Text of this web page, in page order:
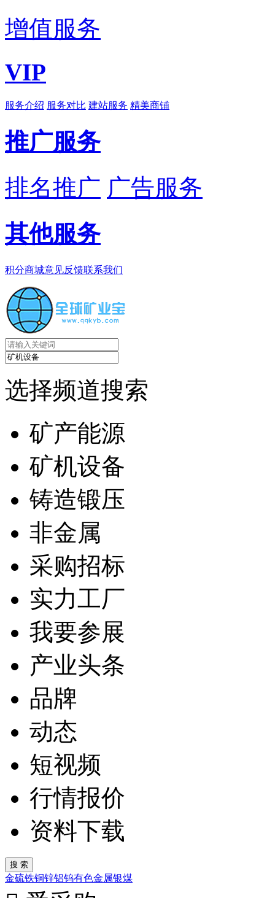
增值服务
VIP
服务介绍 服务对比 建站服务 精美商铺
推广服务
排名推广 广告服务
其他服务
积分商城意见反馈联系我们
选择频道搜索
矿产能源
矿机设备
铸造锻压
非金属
采购招标
实力工厂
我要参展
产业头条
品牌
动态
短视频
行情报价
资料下载
金硫铁铜锌铝钨有色金属银煤